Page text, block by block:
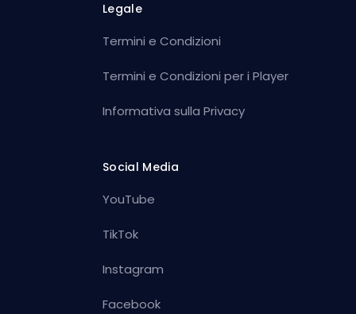
Legale
Termini e Condizioni
Termini e Condizioni per i Player
Informativa sulla Privacy
Social Media
YouTube
TikTok
Instagram
Facebook